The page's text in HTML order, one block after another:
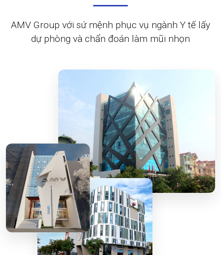
AMV Group với sứ mệnh phục vụ ngành Y tế lấy
dự phòng và chẩn đoán làm mũi nhọn